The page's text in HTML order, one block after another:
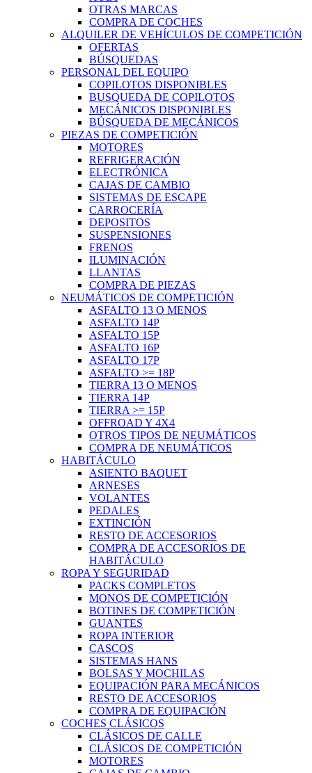
OTRAS MARCAS
COMPRA DE COCHES
ALQUILER DE VEHÍCULOS DE COMPETICIÓN
OFERTAS
BÚSQUEDAS
PERSONAL DEL EQUIPO
COPILOTOS DISPONIBLES
BUSQUEDA DE COPILOTOS
MECÁNICOS DISPONIBLES
BÚSQUEDA DE MECÁNICOS
PIEZAS DE COMPETICIÓN
MOTORES
REFRIGERACIÓN
ELECTRÓNICA
CAJAS DE CAMBIO
SISTEMAS DE ESCAPE
CARROCERÍA
DEPOSITOS
SUSPENSIONES
FRENOS
ILUMINACIÓN
LLANTAS
COMPRA DE PIEZAS
NEUMÁTICOS DE COMPETICIÓN
ASFALTO 13 O MENOS
ASFALTO 14P
ASFALTO 15P
ASFALTO 16P
ASFALTO 17P
ASFALTO >= 18P
TIERRA 13 O MENOS
TIERRA 14P
TIERRA >= 15P
OFFROAD Y 4X4
OTROS TIPOS DE NEUMÁTICOS
COMPRA DE NEUMÁTICOS
HABITÁCULO
ASIENTO BAQUET
ARNESES
VOLANTES
PEDALES
EXTINCIÓN
RESTO DE ACCESORIOS
COMPRA DE ACCESORIOS DE
HABITÁCULO
ROPA Y SEGURIDAD
PACKS COMPLETOS
MONOS DE COMPETICIÓN
BOTINES DE COMPETICIÓN
GUANTES
ROPA INTERIOR
CASCOS
SISTEMAS HANS
BOLSAS Y MOCHILAS
EQUIPACIÓN PARA MECÁNICOS
RESTO DE ACCESORIOS
COMPRA DE EQUIPACIÓN
COCHES CLÁSICOS
CLÁSICOS DE CALLE
CLÁSICOS DE COMPETICIÓN
MOTORES